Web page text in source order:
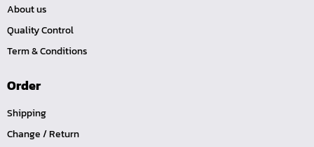
ค้อนช่างเหล็ก
ค้อนทุบหิน
ค้อนช่างทอง
ค้อนหัวกลม
คีมย้ำสายไฟ
About us
Quality Control
Term & Conditions
Order
Shipping
Change / Return